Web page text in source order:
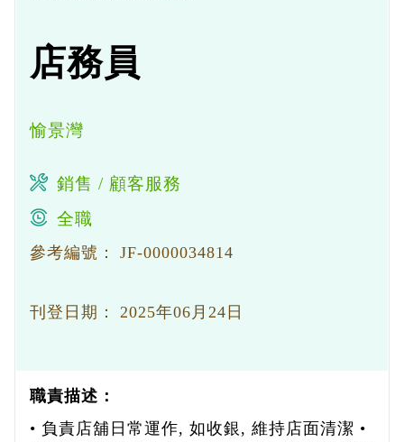
店務員
愉景灣
銷售 / 顧客服務
全職
參考編號： JF-0000034814
刊登日期： 2025年06月24日
職責描述：
• 負責店舖日常運作, 如收銀, 維持店面清潔 •